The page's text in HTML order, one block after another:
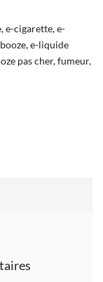
,e-cigarette,e-
,e-liquide
pas cher,fumeur,